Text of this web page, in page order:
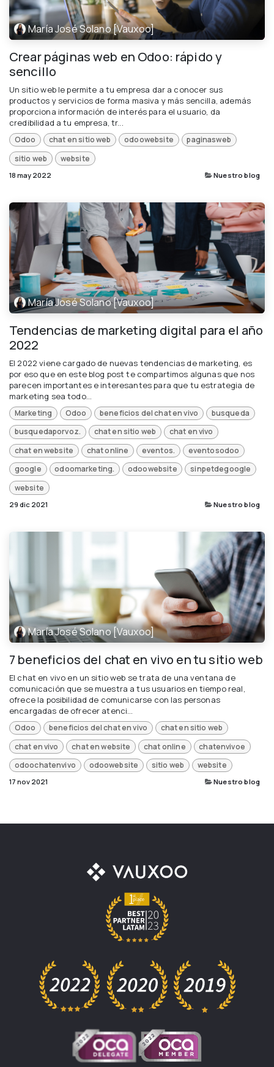
María José Solano [Vauxoo]
Crear páginas web en Odoo: rápido y
sencillo
Un sitio web le permite a tu empresa dar a conocer sus
productos y servicios de forma masiva y más sencilla, además
proporciona información de interés para el usuario, da
credibilidad a tu empresa, tr...
Odoo chat en sitio web odoowebsite
paginasweb
sitio web
website
18 may 2022 Nuestro blog
María José Solano [Vauxoo]
Tendencias de marketing digital para el año
2022
El 2022 viene cargado de nuevas tendencias de marketing, es
por eso que en este blog post te compartimos algunas que nos
parecen importantes e interesantes para que tu estrategia de
marketing sea todo...
Marketing Odoo beneficios del chat en vivo
busqueda
busquedaporvoz.
chat en sitio web
chat en vivo
chat en website
chat online eventos.
eventosodoo
google
odoomarketing. odoowebsite
sinpetdegoogle
website
29 dic 2021 Nuestro blog
María José Solano [Vauxoo]
7 beneficios del chat en vivo en tu sitio web
El chat en vivo en un sitio web se trata de una ventana de
comunicación que se muestra a tus usuarios en tiempo real,
ofrece la posibilidad de comunicarse con las personas
encargadas de ofrecer atenci...
Odoo beneficios del chat en vivo
chat en sitio web
chat en vivo
chat en website chat online
chatenvivoe
odoochatenvivo
odoowebsite sitio web website
17 nov 2021 Nuestro blog